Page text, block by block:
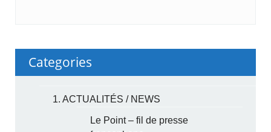
Categories
1. ACTUALITÉS / NEWS
Le Point – fil de presse